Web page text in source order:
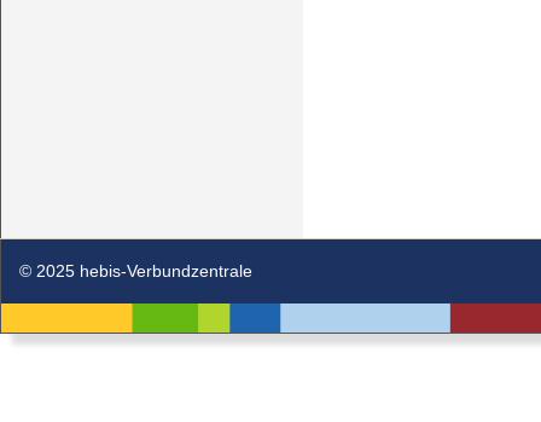
© 2025 hebis-Verbundzentrale